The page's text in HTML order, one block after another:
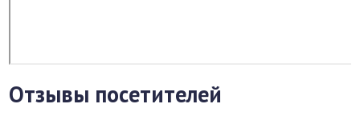
Отзывы посетителей